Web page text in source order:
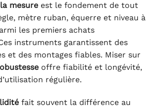
mesure est le fondement de tout
mètre ruban, équerre et niveau à
les premiers achats
instruments garantissent des
et des montages fiables. Miser sur
offre fiabilité et longévité,
régulière.
fait souvent la différence au